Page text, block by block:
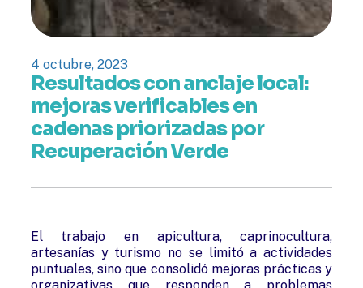
4 octubre, 2023
Resultados con anclaje local:
mejoras verificables en
cadenas priorizadas por
Recuperación Verde
El trabajo en apicultura, caprinocultura,
artesanías y turismo no se limitó a actividades
puntuales, sino que consolidó mejoras prácticas y